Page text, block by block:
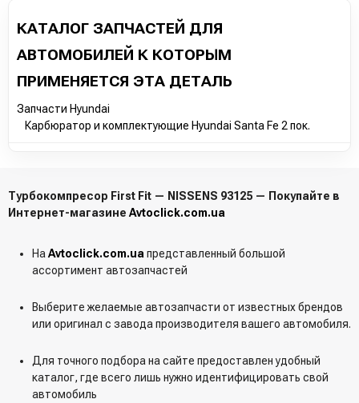
КАТАЛОГ ЗАПЧАСТЕЙ ДЛЯ
АВТОМОБИЛЕЙ К КОТОРЫМ
ПРИМЕНЯЕТСЯ ЭТА ДЕТАЛЬ
Запчасти Hyundai
Карбюратор и комплектующие Hyundai Santa Fe 2 пок.
Турбокомпресор First Fit — NISSENS 93125 — Покупайте в
Интернет-магазине Avtoclick.com.ua
На Avtoclick.com.ua представленный большой
ассортимент автозапчастей
Выберите желаемые автозапчасти от известных брендов
или оригинал с завода производителя вашего автомобиля.
Для точного подбора на сайте предоставлен удобный
каталог, где всего лишь нужно идентифицировать свой
автомобиль